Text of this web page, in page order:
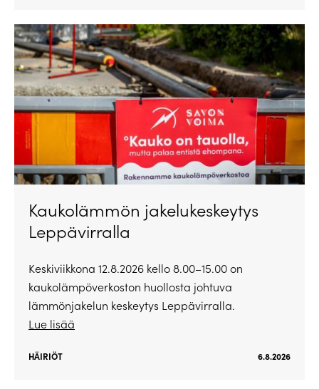
Kaukolämmön jakelukeskeytys
Leppävirralla
Keskiviikkona 12.8.2026 kello 8.00–15.00 on
kaukolämpöverkoston huollosta johtuva
lämmönjakelun keskeytys Leppävirralla.
Lue lisää
HÄIRIÖT 6.8.2026